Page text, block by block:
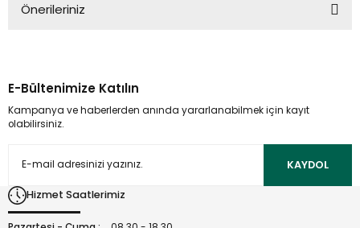
Önerileriniz
kullanarak tarafımıza iletebilirsiniz.
Görüş ve önerileriniz için teşekkür ederiz.
Ürün açıklamasında eksik bilgiler bulunuyor.
E-Bültenimize Katılın
Kampanya ve haberlerden anında yararlanabilmek için kayıt
olabilirsiniz.
KAYDOL
Hizmet Saatlerimiz